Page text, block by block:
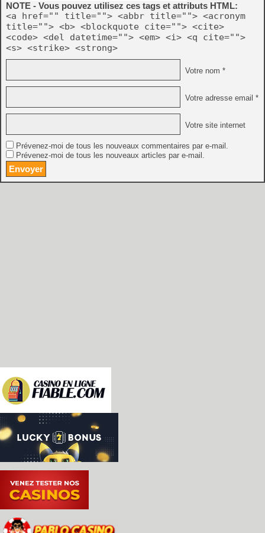
NOTE - Vous pouvez utilisez ces tags et attributs HTML:
<a href="" title=""> <abbr title=""> <acronym
title=""> <b> <blockquote cite=""> <cite>
<code> <del datetime=""> <em> <i> <q cite="">
<s> <strike> <strong>
Votre nom *
Votre adresse email *
Votre site internet
Prévenez-moi de tous les nouveaux commentaires par e-mail.
Prévenez-moi de tous les nouveaux articles par e-mail.